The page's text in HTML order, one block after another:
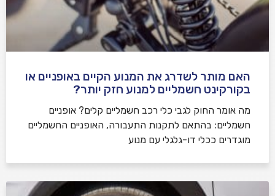
האם מותר לשדרג את המנוע הקיים באופניים או
בקורקינט חשמליים למנוע חזק יותר?
מה אומר החוק לגבי כלי רכב חשמליים קלים? אופניים
חשמליים: בהתאם לתקנות התעבורה, האופניים החשמליים
מוגדרים ככלי דו-גלגלי עם מנוע